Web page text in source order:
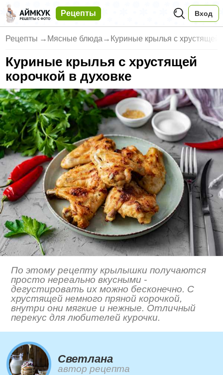
Рецепты Вход
Рецепты → Мясные блюда → Куриные крылья с хрустящей
Куриные крылья с хрустящей
корочкой в духовке
По этому рецепту крылышки получаются
просто нереально вкусными -
дегустировать их можно бесконечно. С
хрустящей немного пряной корочкой,
внутри они мягкие и нежные. Отличный
перекус для любителей курочки.
Светлана
автор рецепта